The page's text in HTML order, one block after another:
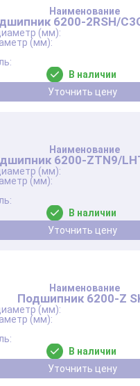
6200-2RSH/
В наличии
Уточнить цену
6200-ZTN9/
В наличии
Уточнить цену
Подшипник 6200-Z
В наличии
Уточнить цену